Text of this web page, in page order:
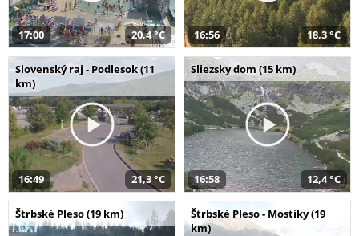
17:00 20,4 °C 16:56 18,3 °C
Slovenský raj - Podlesok (11
km)
16:49 21,3 °C
Sliezsky dom (15 km)
16:58 12,4 °C
Štrbské Pleso (19 km)
Štrbské Pleso - Mostíky (19
km)